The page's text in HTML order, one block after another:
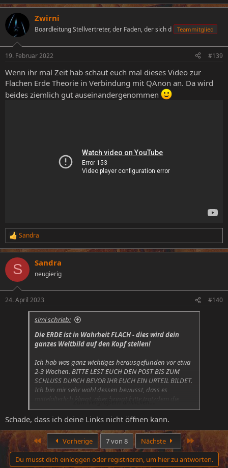
Zwirni
Boardleitung Stellvertreter, der Faden, der sich d Teammitglied
19. Februar 2022 #139
Wenn ihr mal Zeit hab schaut euch mal dieses Video zur
Flachen Erde Theorie in Verbindung mit QAnon an. Da wird
beides ziemlich gut auseinandergenommen
R
e
a
k
i
e
Sandra
S Sandra
neugierig
24. April 2023 #140
simi schrieb:
Die ERDE ist in Wahrheit FLACH - dies wird dein
ganzes Weltbild auf den Kopf stellen!
Ich hab was ganz wichtiges herausgefunden vor etwa
2-3 Wochen. BITTE LEST EUCH DEN POST BIS ZUM
SCHLUSS DURCH BEVOR IHR EUCH EIN URTEIL BILDET.
Ich bin mir sehr wohl dessen bewusst, dass es
mittelalterlich klingt, aber bringt bitte trotzdem die
Geduld auf, bis zum Schluss zu lesen.
DIE NACHFOLGENDEN INFORMATIONEN WERDEN DEIN
GESAMTES WELTBILD (auch bezüglich Aliens)
KOMPLETT AUF DEN KOPF STELLEN!
Schade, dass ich deine Links nicht öffnen kann.
Erste Vorherige 7 von 8 Nächste Letzte
Du musst dich einloggen oder registrieren, um hier zu antworten.